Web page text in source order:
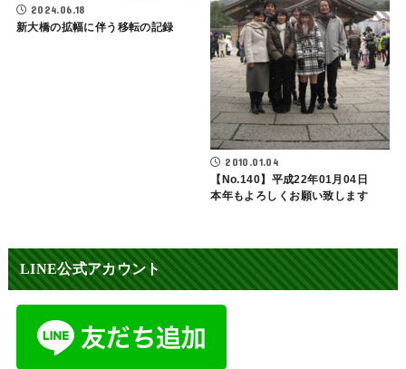
2024.06.18
新大橋の拡幅に伴う移転の記録
2010.01.04
【No.140】平成22年01月04日
本年もよろしくお願い致します
LINE公式アカウント